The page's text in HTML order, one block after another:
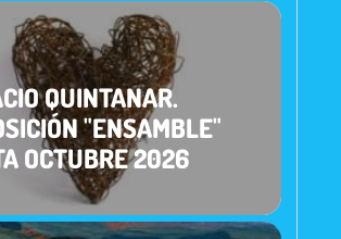
QUINTANAR.
"ENSAMBLE"
OCTUBRE 2026